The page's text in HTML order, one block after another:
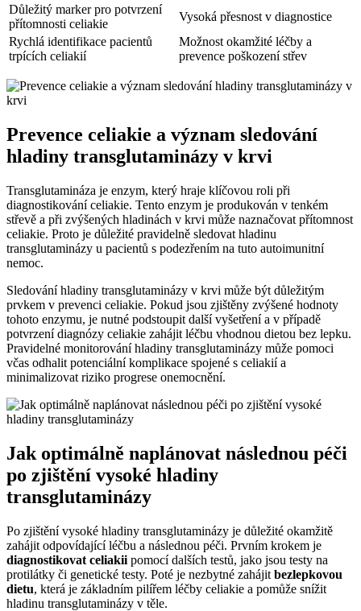
Důležitý marker pro potvrzení
přítomnosti celiakie
Vysoká přesnost v diagnostice
Rychlá identifikace pacientů
trpících celiakií
Možnost okamžité léčby a
prevence poškození střev
Prevence celiakie a význam sledování
hladiny transglutaminázy v krvi
Transglutamináza je enzym, který hraje klíčovou roli při
diagnostikování celiakie. Tento enzym je produkován v tenkém
střevě a při zvýšených hladinách v krvi může naznačovat přítomnost
celiakie. Proto je důležité pravidelně sledovat hladinu
transglutaminázy u pacientů s podezřením na tuto autoimunitní
nemoc.
Sledování hladiny transglutaminázy v krvi může být důležitým
prvkem v prevenci celiakie. Pokud jsou zjištěny zvýšené hodnoty
tohoto enzymu, je nutné podstoupit další vyšetření a v případě
potvrzení diagnózy celiakie zahájit léčbu vhodnou dietou bez lepku.
Pravidelné monitorování hladiny transglutaminázy může pomoci
včas odhalit potenciální komplikace spojené s celiakií a
minimalizovat riziko progrese onemocnění.
Jak optimálně naplánovat následnou péči
po zjištění vysoké hladiny
transglutaminázy
Po zjištění vysoké hladiny transglutaminázy je důležité okamžitě
zahájit odpovídající léčbu a následnou péči. Prvním krokem je
diagnostikovat celiakii pomocí dalších testů, jako jsou testy na
protilátky či genetické testy. Poté je nezbytné zahájit bezlepkovou
dietu, která je základním pilířem léčby celiakie a pomůže snížit
hladinu transglutaminázy v těle.